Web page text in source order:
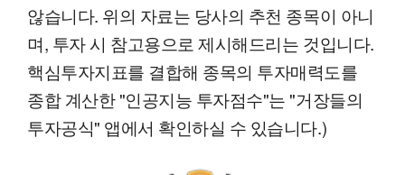
않습니다. 위의 자료는 당사의 추천 종목이 아니
며, 투자 시 참고용으로 제시해드리는 것입니다.
핵심투자지표를 결합해 종목의 투자매력도를
종합 계산한 "인공지능 투자점수"는 "거장들의
투자공식" 앱에서 확인하실 수 있습니다.)